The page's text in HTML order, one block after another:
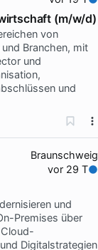
(m/w/d)
von
Branchen, mit
und
und
Braunschweig
vor 29 T
und
Premises über
Digitalstrategien